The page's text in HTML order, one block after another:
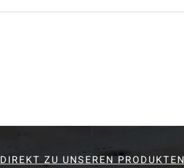
DIREKT ZU UNSEREN PRODUKTEN